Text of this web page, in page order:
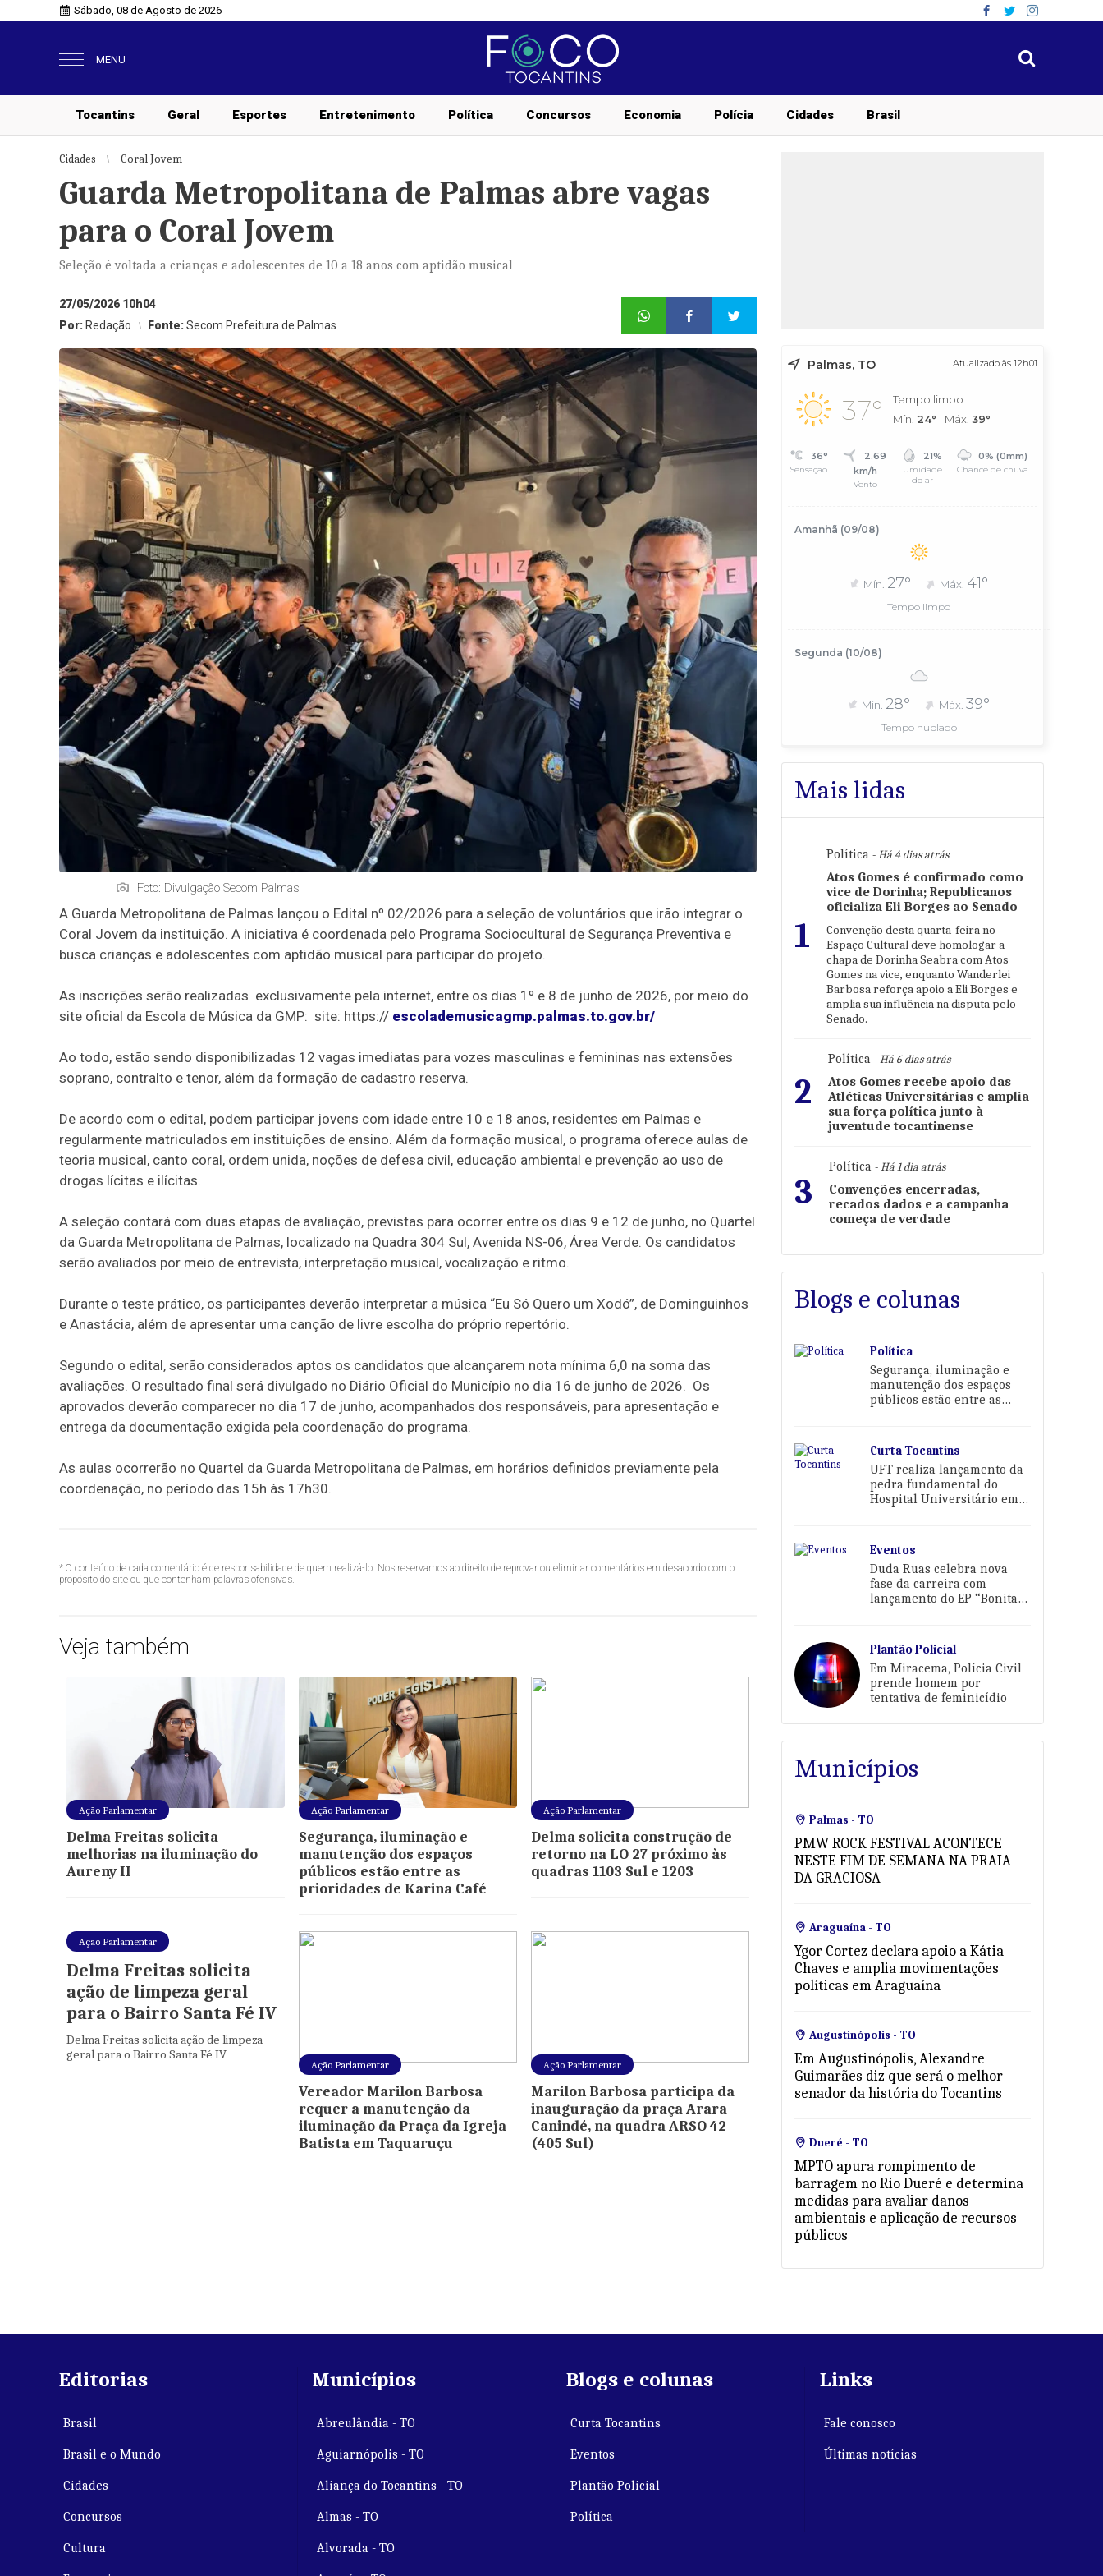
Sábado, 08 de Agosto de 2026
MENU
Tocantins Geral Esportes Entretenimento Política Concursos Economia Polícia Cidades Brasil
Cidades Coral Jovem
Guarda Metropolitana de Palmas abre vagas
para o Coral Jovem
Seleção é voltada a crianças e adolescentes de 10 a 18 anos com aptidão musical
27/05/2026 10h04
Por: Redação Fonte:Secom Prefeitura de Palmas
Foto: Divulgação Secom Palmas
A Guarda Metropolitana de Palmas lançou o Edital nº 02/2026 para a seleção de voluntários que irão integrar o
Coral Jovem da instituição. A iniciativa é coordenada pelo Programa Sociocultural de Segurança Preventiva e
busca crianças e adolescentes com aptidão musical para participar do projeto.
As inscrições serão realizadas exclusivamente pela internet, entre os dias 1º e 8 de junho de 2026, por meio do
site oficial da Escola de Música da GMP: site: https:// escolademusicagmp.palmas.to.gov.br/
Ao todo, estão sendo disponibilizadas 12 vagas imediatas para vozes masculinas e femininas nas extensões
soprano, contralto e tenor, além da formação de cadastro reserva.
De acordo com o edital, podem participar jovens com idade entre 10 e 18 anos, residentes em Palmas e
regularmente matriculados em instituições de ensino. Além da formação musical, o programa oferece aulas de
teoria musical, canto coral, ordem unida, noções de defesa civil, educação ambiental e prevenção ao uso de
drogas lícitas e ilícitas.
A seleção contará com duas etapas de avaliação, previstas para ocorrer entre os dias 9 e 12 de junho, no Quartel
da Guarda Metropolitana de Palmas, localizado na Quadra 304 Sul, Avenida NS-06, Área Verde. Os candidatos
serão avaliados por meio de entrevista, interpretação musical, vocalização e ritmo.
Durante o teste prático, os participantes deverão interpretar a música “Eu Só Quero um Xodó”, de Dominguinhos
e Anastácia, além de apresentar uma canção de livre escolha do próprio repertório.
Segundo o edital, serão considerados aptos os candidatos que alcançarem nota mínima 6,0 na soma das
avaliações. O resultado final será divulgado no Diário Oficial do Município no dia 16 de junho de 2026. Os
aprovados deverão comparecer no dia 17 de junho, acompanhados dos responsáveis, para apresentação e
entrega da documentação exigida pela coordenação do programa.
As aulas ocorrerão no Quartel da Guarda Metropolitana de Palmas, em horários definidos previamente pela
coordenação, no período das 15h às 17h30.
* O conteúdo de cada comentário é de responsabilidade de quem realizá-lo. Nos reservamos ao direito de reprovar ou eliminar comentários em desacordo com o
propósito do site ou que contenham palavras ofensivas.
Veja também
Ação Parlamentar
Delma Freitas solicita
melhorias na iluminação do
Aureny II
Ação Parlamentar
Segurança, iluminação e
manutenção dos espaços
públicos estão entre as
prioridades de Karina Café
Ação Parlamentar
Delma solicita construção de
retorno na LO 27 próximo às
quadras 1103 Sul e 1203
Ação Parlamentar
Delma Freitas solicita
ação de limpeza geral
para o Bairro Santa Fé IV
Delma Freitas solicita ação de limpeza
geral para o Bairro Santa Fé IV
Ação Parlamentar
Vereador Marilon Barbosa
requer a manutenção da
iluminação da Praça da Igreja
Batista em Taquaruçu
Ação Parlamentar
Marilon Barbosa participa da
inauguração da praça Arara
Canindé, na quadra ARSO 42
(405 Sul)
Palmas, TO Atualizado às 12h01
37°
Tempo limpo
Mín. 24° Máx. 39°
36°
Sensação
2.69
km/h
Vento
21%
Umidade
do ar
0% (0mm)
Chance de chuva
Amanhã (09/08)
Mín. 27° Máx. 41°
Tempo limpo
Segunda (10/08)
Mín. 28° Máx.39°
Tempo nublado
Mais lidas
1
Política - Há 4 dias atrás
Atos Gomes é confirmado como
vice de Dorinha; Republicanos
oficializa Eli Borges ao Senado
Convenção desta quarta-feira no
Espaço Cultural deve homologar a
chapa de Dorinha Seabra com Atos
Gomes na vice, enquanto Wanderlei
Barbosa reforça apoio a Eli Borges e
amplia sua influência na disputa pelo
Senado.
2
Política - Há 6 dias atrás
Atos Gomes recebe apoio das
Atléticas Universitárias e amplia
sua força política junto à
juventude tocantinense
3
Política - Há 1 dia atrás
Convenções encerradas,
recados dados e a campanha
começa de verdade
Blogs e colunas
Política
Segurança, iluminação e
manutenção dos espaços
públicos estão entre as
Curta Tocantins
UFT realiza lançamento da
pedra fundamental do
Hospital Universitário em
Eventos
Duda Ruas celebra nova
fase da carreira com
lançamento do EP “Bonita
Plantão Policial
Em Miracema, Polícia Civil
prende homem por
tentativa de feminicídio
Municípios
Palmas - TO
PMW ROCK FESTIVAL ACONTECE
NESTE FIM DE SEMANA NA PRAIA
DA GRACIOSA
Araguaína - TO
Ygor Cortez declara apoio a Kátia
Chaves e amplia movimentações
políticas em Araguaína
Augustinópolis - TO
Em Augustinópolis, Alexandre
Guimarães diz que será o melhor
senador da história do Tocantins
Dueré - TO
MPTO apura rompimento de
barragem no Rio Dueré e determina
medidas para avaliar danos
ambientais e aplicação de recursos
públicos
Editorias
Brasil
Brasil e o Mundo
Cidades
Concursos
Cultura
Municípios
Abreulândia - TO
Aguiarnópolis - TO
Aliança do Tocantins - TO
Almas - TO
Alvorada - TO
Blogs e colunas
Curta Tocantins
Eventos
Plantão Policial
Política
Links
Fale conosco
Últimas notícias